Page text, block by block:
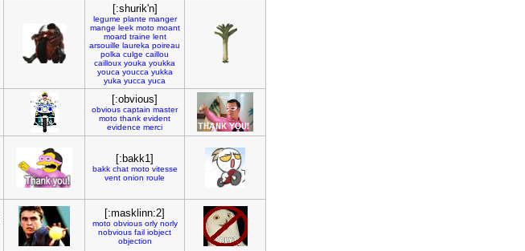
[:shurik'n]
legume plante manger
mange leek moto moant
moard traine lent
arsouille laureka poireau
polka culge caillou
cailloux youka youkka
youca youcca yukka
yuka yucca yuca
[:obvious]
obvious captain master
moto thank evident
evidence merci
[:bakk1]
bakk chat moto vitesse
vent onion roule
[:masklinn:2]
moto obvious orly norly
nobvious fail iobject
objection